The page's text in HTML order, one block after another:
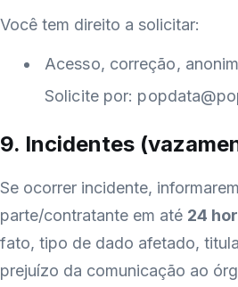
Você tem direito a solicitar:
Acesso, correção,
Solicite por:
9. Incidentes
Se ocorrer incidente,
parte/contratante em até 24
fato, tipo de dado afetado,
prejuízo da comunicação ao